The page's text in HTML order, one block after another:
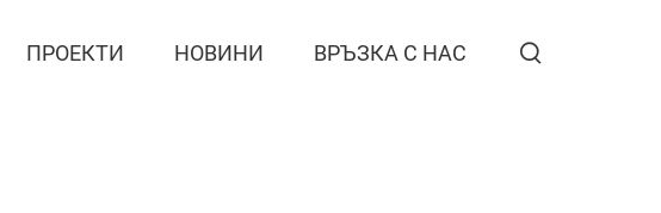
ПРОЕКТИ НОВИНИ ВРЪЗКА С НАС